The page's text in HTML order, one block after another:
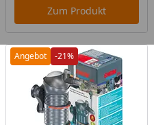
Zum Produkt
Angebot -21%